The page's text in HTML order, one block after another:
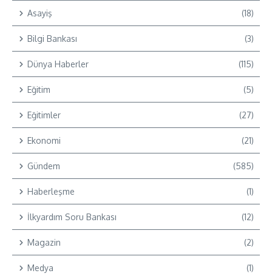
Asayiş (18)
Bilgi Bankası (3)
Dünya Haberler (115)
Eğitim (5)
Eğitimler (27)
Ekonomi (21)
Gündem (585)
Haberleşme (1)
İlkyardım Soru Bankası (12)
Magazin (2)
Medya (1)